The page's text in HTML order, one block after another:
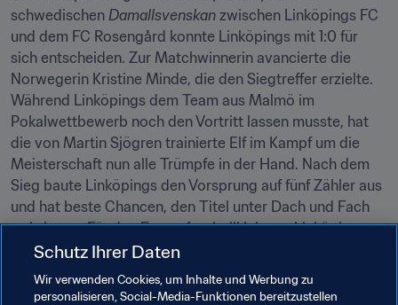
schwedischen Damallsvenskan zwischen Linköpings FC
und dem FC Rosengård konnte Linköpings mit 1:0 für
sich entscheiden. Zur Matchwinnerin avancierte die
Norwegerin Kristine Minde, die den Siegtreffer erzielte.
Während Linköpings dem Team aus Malmö im
Pokalwettbewerb noch den Vortritt lassen musste, hat
die von Martin Sjögren trainierte Elf im Kampf um die
Meisterschaft nun alle Trümpfe in der Hand. Nach dem
Sieg baute Linköpings den Vorsprung auf fünf Zähler aus
und hat beste Chancen, den Titel unter Dach und Fach
zu bringen. Für den Frauenfussballklub aus Linköping
wäre es nach 2009 der zweite Meistertitel. Damals
erreichte man das “Double” aus Meisterschaft und
Pokalsieg.
Schutz Ihrer Daten
Wir verwenden Cookies, um Inhalte und Werbung zu
personalisieren, Social-Media-Funktionen bereitzustellen